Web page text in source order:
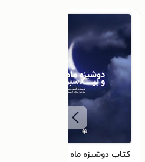
کتاب دوشیزه ماه و بید